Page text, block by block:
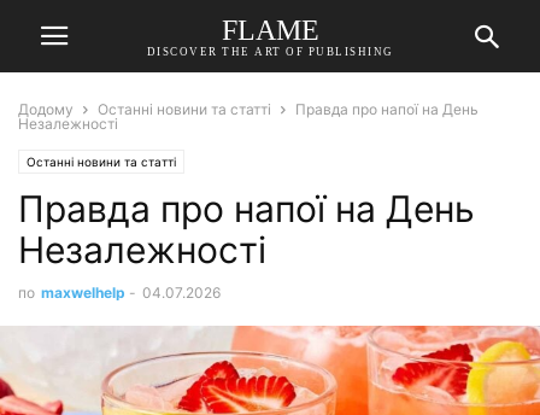
FLAME
DISCOVER THE ART OF PUBLISHING
Додому Останні новини та статті
Правда про напої на День
Незалежності
Останні новини та статті
Правда про напої на День
Незалежності
по maxwelhelp - 04.07.2026